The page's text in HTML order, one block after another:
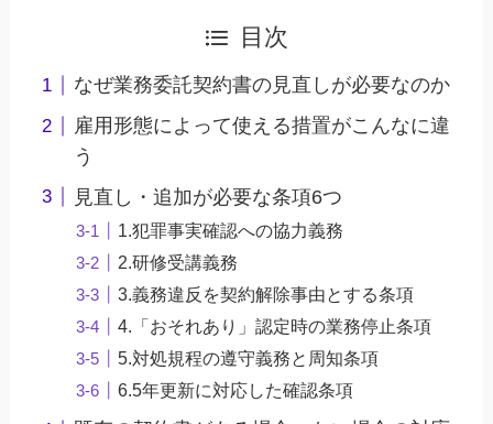
目次
なぜ業務委託契約書の見直しが必要なのか
雇用形態によって使える措置がこんなに違
う
見直し・追加が必要な条項6つ
1.犯罪事実確認への協力義務
2.研修受講義務
3.義務違反を契約解除事由とする条項
4.「おそれあり」認定時の業務停止条項
5.対処規程の遵守義務と周知条項
6.5年更新に対応した確認条項